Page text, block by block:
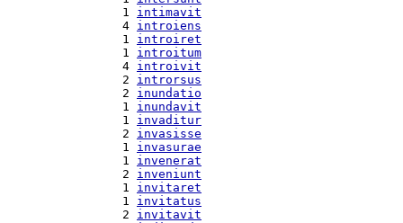
  1
intimavit
  4
introiens
  1
introiret
  1
introitum
  4
introivit
  2
introrsus
  2
inundatio
  1
inundavit
  1
invaditur
  2
invasisse
  1
invasurae
  1
invenerat
  2
inveniunt
  1
invitaret
  1
invitatus
  2
invitavit